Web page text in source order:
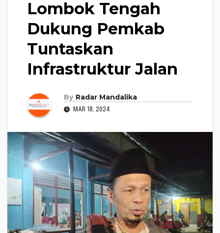
Lombok Tengah
Dukung Pemkab
Tuntaskan
Infrastruktur Jalan
By Radar Mandalika
MAR 18, 2024